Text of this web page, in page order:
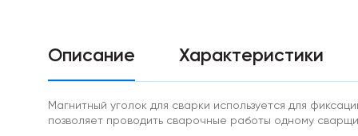
магниты
Диск
Самоклеющиеся
магниты
ферриты
Описание Характеристики
Магнитный уголок для сварки используется для
позволяет проводить сварочные работы одному